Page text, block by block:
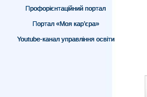
Профорієнтаційний портал
Портал «Моя кар’єра»
Youtube-канал управління освіти